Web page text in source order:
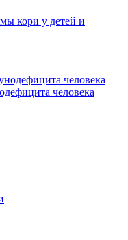
кори у детей и
человека